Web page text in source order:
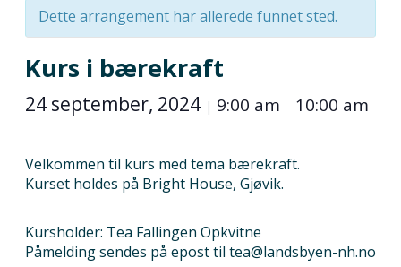
Dette arrangement har allerede funnet sted.
Kurs i bærekraft
24 september, 2024 | 9:00 am – 10:00 am
Velkommen til kurs med tema bærekraft.
Kurset holdes på Bright House, Gjøvik.
Kursholder: Tea Fallingen Opkvitne
Påmelding sendes på epost til tea@landsbyen-nh.no